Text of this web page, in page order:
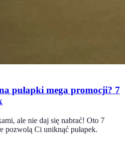
pułapki mega promocji? 7
ale nie daj się nabrać! Oto 7
Ci uniknąć pułapek.